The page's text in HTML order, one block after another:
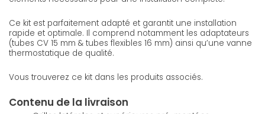
Ce kit est parfaitement adapté et garantit une installation
rapide et optimale. Il comprend notamment les adaptateurs
(tubes CV 15 mm & tubes flexibles 16 mm) ainsi qu’une vanne
thermostatique de qualité.
Vous trouverez ce kit dans les produits associés.
Contenu de la livraison